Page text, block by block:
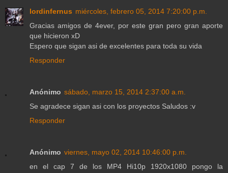
lordinfernus miércoles, febrero 05, 2014 7:20:00 p.m.
Gracias amigos de 4ever, por este gran pero gran aporte
que hicieron xD
Espero que sigan asi de excelentes para toda su vida
Responder
Anónimo sábado, marzo 15, 2014 2:37:00 a.m.
Se agradece sigan asi con los proyectos Saludos :v
Responder
Anónimo viernes, mayo 02, 2014 10:46:00 p.m.
en el cap 7 de los MP4 Hi10p 1920x1080 pongo la